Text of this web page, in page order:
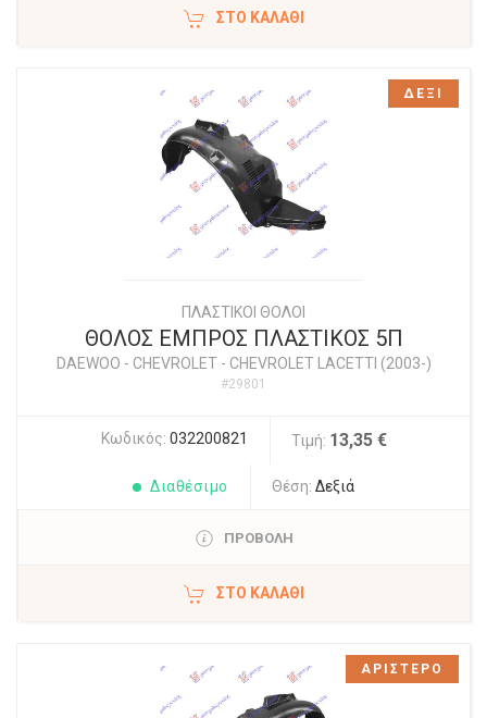
ΣΤΟ ΚΑΛΆΘΙ
ΠΛΑΣΤΙΚΟΙ ΘΟΛΟΙ
ΘΟΛΟΣ ΕΜΠΡΟΣ ΠΛΑΣΤΙΚΟΣ 5Π
DAEWOO - CHEVROLET- CHEVROLET LACETTI (2003-)
#29801
Κωδικός: 032200821 Τιμή: 13,35 €
Διαθέσιμο Θέση: Δεξιά
ΠΡΟΒΟΛΗ
ΣΤΟ ΚΑΛΆΘΙ
ΔΕΞΙ
ΑΡΙΣΤΕΡΟ